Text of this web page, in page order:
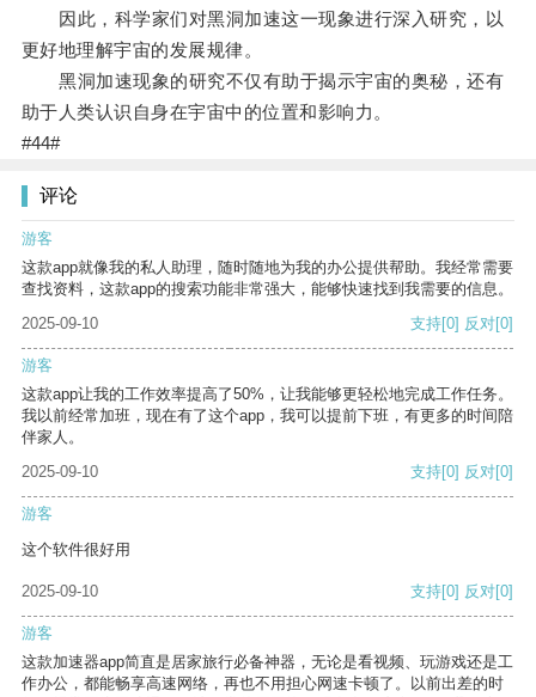
因此，科学家们对黑洞加速这一现象进行深入研究，以
更好地理解宇宙的发展规律。
黑洞加速现象的研究不仅有助于揭示宇宙的奥秘，还有
助于人类认识自身在宇宙中的位置和影响力。
#44#
评论
游客
这款app就像我的私人助理，随时随地为我的办公提供帮助。我经常需要
查找资料，这款app的搜索功能非常强大，能够快速找到我需要的信息。
2025-09-10
支持[0] 反对[0]
游客
这款app让我的工作效率提高了50%，让我能够更轻松地完成工作任务。
我以前经常加班，现在有了这个app，我可以提前下班，有更多的时间陪
伴家人。
2025-09-10
支持[0] 反对[0]
游客
这个软件很好用
2025-09-10 支持[0] 反对[0]
游客
这款加速器app简直是居家旅行必备神器，无论是看视频、玩游戏还是工
作办公，都能畅享高速网络，再也不用担心网速卡顿了。以前出差的时